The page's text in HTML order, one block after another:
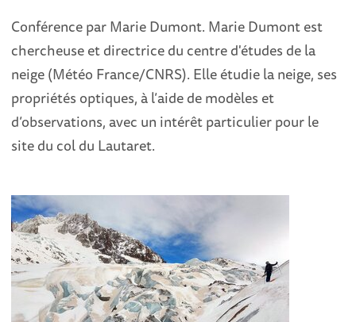
Conférence par Marie Dumont. Marie Dumont est
chercheuse et directrice du centre d'études de la
neige (Météo France/CNRS). Elle étudie la neige, ses
propriétés optiques, à l’aide de modèles et
d’observations, avec un intérêt particulier pour le
site du col du Lautaret.